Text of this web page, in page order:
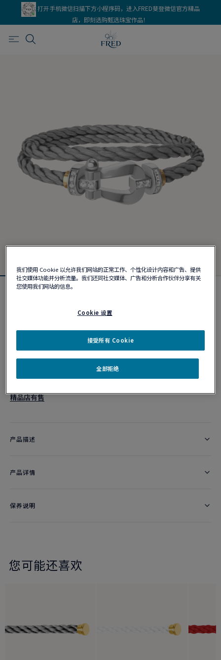
打开手机微信扫描下方小程序码，进入FRED斐登微信官方精品
店，即刻选购甄选珠宝作品！
个性化定制
作品编号
精品店有售
产品描述
产品详情
保养说明
您可能还喜欢
我们使用 Cookie 以允许我们网站的正常工作、个性化设计内容和广告、提供
社交媒体功能并分析流量。我们还同社交媒体、广告和分析合作伙伴分享有关
您使用我们网站的信息。
Cookie 设置
全部拒绝
接受所有 Cookie